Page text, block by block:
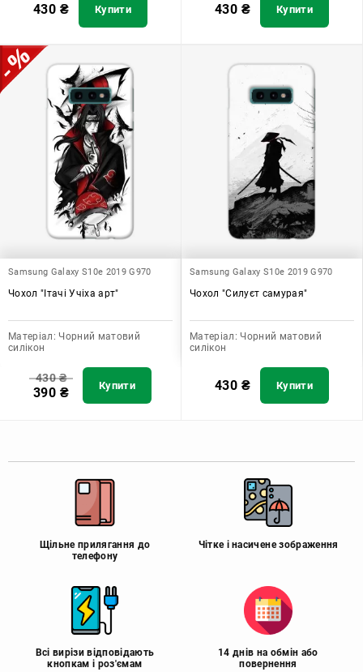
430 ₴ Купити 430 ₴ Купити
Samsung Galaxy S10e 2019 G970
Чохол "Ітачі Учіха арт"
Матеріал: Чорний матовий
силікон
430₴
390 ₴ Купити
Samsung Galaxy S10e 2019 G970
Чохол "Силуєт самурая"
Матеріал: Чорний матовий
силікон
430 ₴ Купити
Щільне прилягання до
телефону
Чітке і насичене зображення
Всі вирізи відповідають
кнопкам і роз'ємам
14 днів на обмін або
повернення